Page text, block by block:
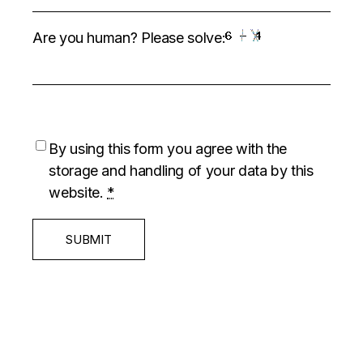
Are you human? Please solve:
By using this form you agree with the
storage and handling of your data by this
website. *
SUBMIT